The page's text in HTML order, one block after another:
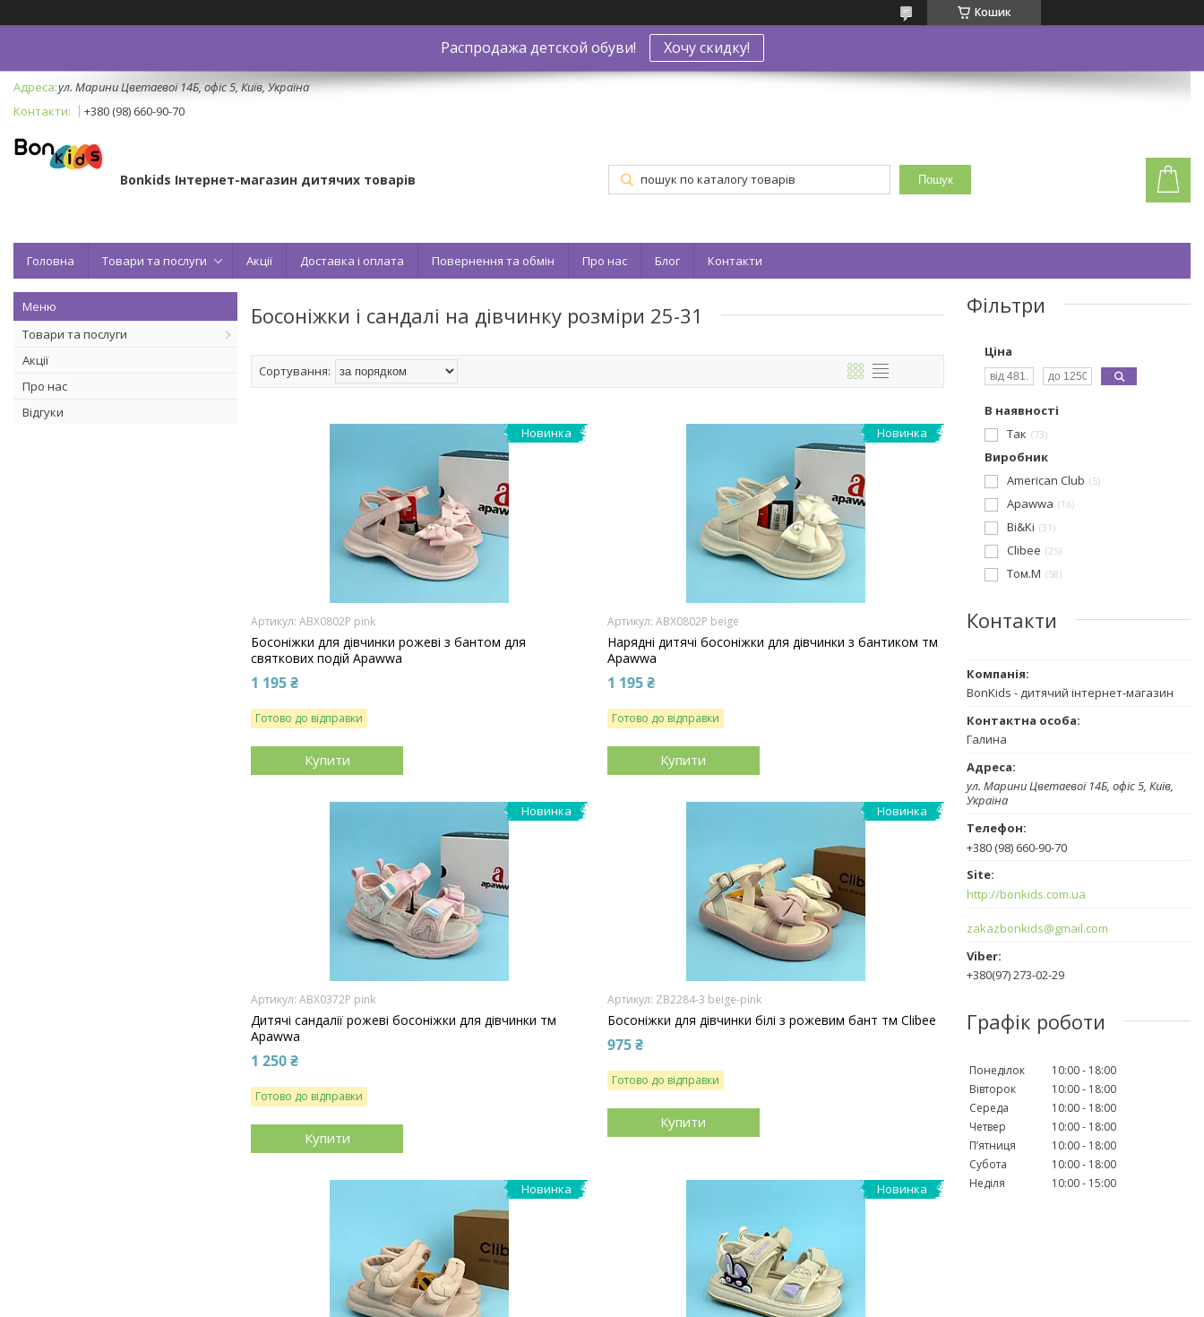
Кошик
Распродажа детской обуви! Хочу скидку!
ул. Марини Цветаевої 14Б, офіс 5, Київ, Україна
+380 (98) 660-90-70
Bonkids Інтернет-магазин дитячих товарів Пошук
Головна Товари та послуги Акції Доставка і оплата Повернення та обмін Про нас Блог Контакти
Товари та послуги
Акції
Про нас
Відгуки
Босоніжки і сандалі на дівчинку розміри 25-31
Новинка
ABX0802P pink
Босоніжки для дівчинки рожеві з бантом для
святкових подій Apawwa
1 195 ₴
Готово до відправки
Купити
Новинка
ABX0802P beige
Нарядні дитячі босоніжки для дівчинки з бантиком тм
Apawwa
1 195 ₴
Готово до відправки
Купити
Новинка
ABX0372P pink
Дитячі сандалії рожеві босоніжки для дівчинки тм
Apawwa
1 250 ₴
Готово до відправки
Купити
Новинка
ZB2284-3 beige-pink
Босоніжки для дівчинки білі з рожевим бант тм Clibee
975 ₴
Готово до відправки
Купити
Новинка Новинка
Фільтри
Ціна
В наявності
Так
73
Виробник
American Club
5
Apawwa 16
Bi&Ki 31
Clibee 25
Том.М 58
Контакти
BonKids - дитячий інтернет-магазин
Галина
ул. Марини Цветаевої 14Б, офіс 5, Київ,
Україна
+380 (98) 660-90-70
http://bonkids.com.ua
zakazbonkids@gmail.com
+380(97) 273-02-29
Графік роботи
Понеділок 10:00
18:00
Вівторок
10:00
18:00
Середа
10:00
18:00
Четвер
10:00
18:00
Пʼятниця
10:00
18:00
Субота
10:00
18:00
Неділя
10:00 15:00